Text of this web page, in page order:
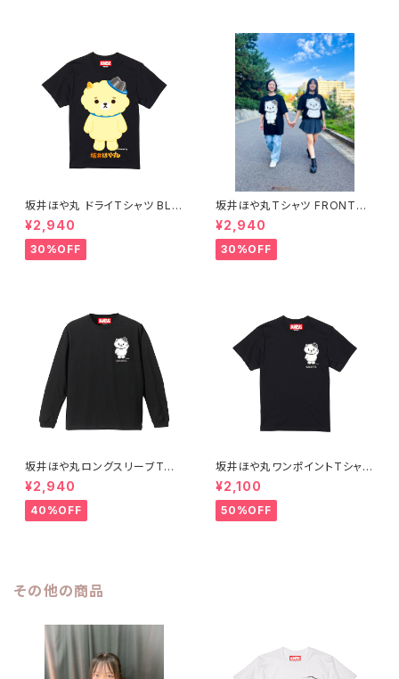
坂井ほや丸 ドライTシャツ BLA
CK XXL
¥2,940
30%OFF
坂井ほや丸Tシャツ FRONT&B
ACK 黒 XXL
¥2,940
30%OFF
坂井ほや丸ロングスリーブTシ
ャツ黒S〜XL
¥2,940
40%OFF
坂井ほや丸ワンポイントTシャツ
黒 XXL
¥2,100
50%OFF
その他の商品